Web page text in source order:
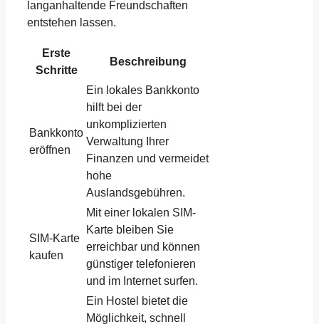
langanhaltende Freundschaften
entstehen lassen.
Erste
Schritte
Beschreibung
Bankkonto
eröffnen
Ein lokales Bankkonto
hilft bei der
unkomplizierten
Verwaltung Ihrer
Finanzen und vermeidet
hohe
Auslandsgebühren.
SIM-Karte
kaufen
Mit einer lokalen SIM-
Karte bleiben Sie
erreichbar und können
günstiger telefonieren
und im Internet surfen.
Ein Hostel bietet die
Möglichkeit, schnell